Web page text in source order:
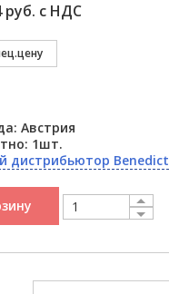
руб. с НДС
Австрия
1шт.
дистрибьютор Benedict